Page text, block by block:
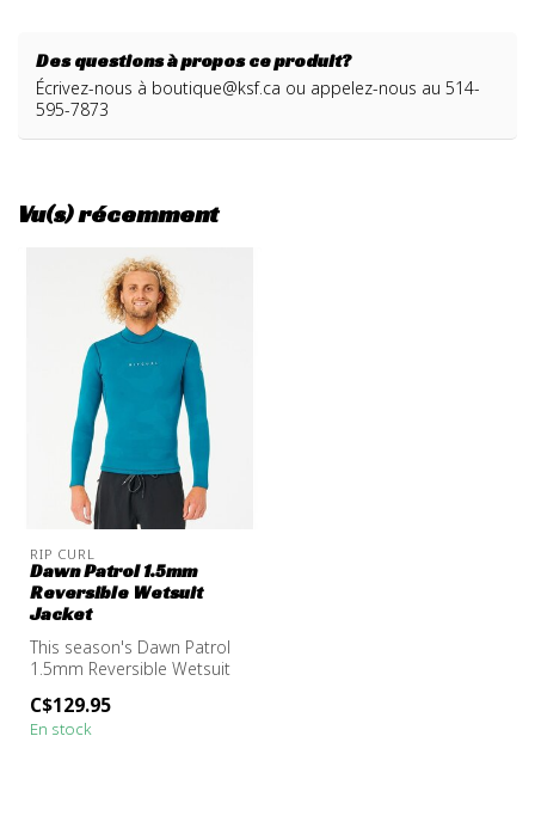
Des questions à propos ce produit?
Écrivez-nous à boutique@ksf.ca ou appelez-nous au 514-
595-7873
Vu(s) récemment
RIP CURL
Dawn Patrol 1.5mm
Reversible Wetsuit
Jacket
This season's Dawn Patrol
1.5mm Reversible Wetsuit
sustaina...
C$129.95
En stock